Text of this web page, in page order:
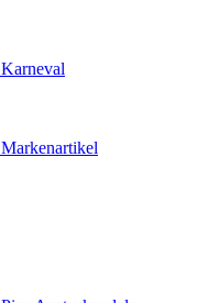
Karneval
Markenartikel